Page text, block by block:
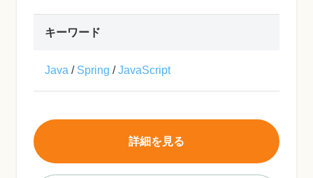
キーワード
Java / Spring /JavaScript
詳細を見る